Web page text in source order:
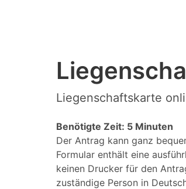
Liegenschaftskarte
Benötigte Zeit: 5 Minuten
Der Antrag kann ganz
Formular enthält eine
keinen Drucker für den
zuständige Person in